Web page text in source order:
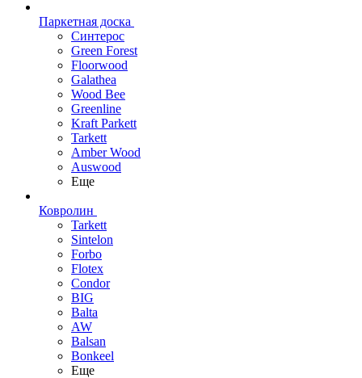
Паркетная доска
Синтерос
Green Forest
Floorwood
Galathea
Wood Bee
Greenline
Kraft Parkett
Tarkett
Amber Wood
Auswood
Еще
Ковролин
Tarkett
Sintelon
Forbo
Flotex
Condor
BIG
Balta
AW
Balsan
Bonkeel
Еще